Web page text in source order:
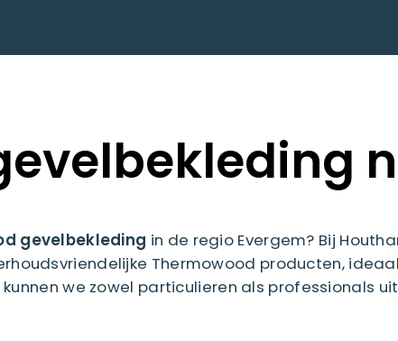
gevelbekleding in de regio Evergem? Bij
Thermowood producten,
we zowel particulieren als professionals